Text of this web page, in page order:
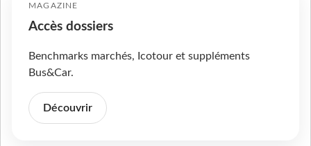
MAGAZINE
Accès dossiers
Benchmarks marchés, Icotour et suppléments
Bus&Car.
Découvrir